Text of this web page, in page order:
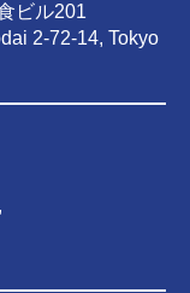
ビル201
2-72-14, Tokyo